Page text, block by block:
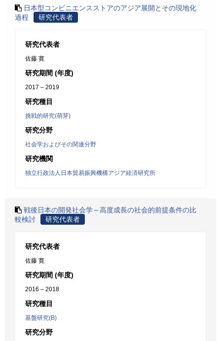
日本型コンビニエンスストアのアジア展開とその現地化
過程
研究代表者
研究代表者
佐藤 寛
研究期間 (年度)
2017 – 2019
研究種目
挑戦的研究(萌芽)
研究分野
社会学およびその関連分野
研究機関
独立行政法人日本貿易振興機構アジア経済研究所
戦後日本の開発社会学～高度成長の社会的前提条件の比
較検討
研究代表者
研究代表者
佐藤 寛
研究期間 (年度)
2016 – 2018
研究種目
基盤研究(B)
研究分野